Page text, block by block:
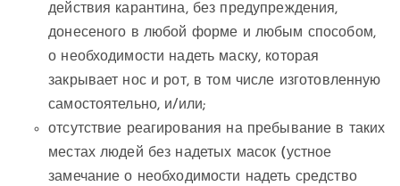
действия карантина, без предупреждения,
донесеного в любой форме и любым способом,
о необходимости надеть маску, которая
закрывает нос и рот, в том числе изготовленную
самостоятельно, и/или;
отсутствие реагирования на пребывание в таких
местах людей без надетых масок (устное
замечание о необходимости надеть средство